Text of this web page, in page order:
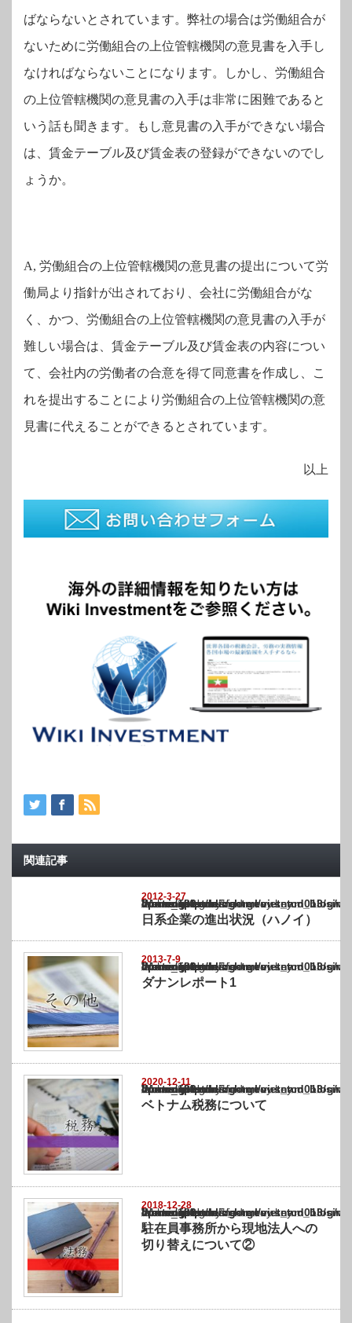
ばならないとされています。弊社の場合は労働組合が
ないために労働組合の上位管轄機関の意見書を入手し
なければならないことになります。しかし、労働組合
の上位管轄機関の意見書の入手は非常に困難であると
いう話も聞きます。もし意見書の入手ができない場合
は、賃金テーブル及び賃金表の登録ができないのでし
ょうか。
A, 労働組合の上位管轄機関の意見書の提出について労
働局より指針が出されており、会社に労働組合がな
く、かつ、 労働組合の上位管轄機関の意見書の入手が
難しい場合は、賃金テーブル及び賃金表の内容につい
て、会社内の労働者の合意を得て同意書を作成し、こ
れを提出することにより労働組合の上位管轄機関の意
見書に代えることができるとされています。
以上
関連記事
2012-3-27
Warning
: Undefined array key "show_category" in
/home/netst/kuno-cpa.co.jp/public_html/vietnam_blog/wp-content/themes/
on line183
日系企業の進出状況（ハノイ）
2013-7-9
Warning
: Undefined array key "show_category" in
/home/netst/kuno-cpa.co.jp/public_html/vietnam_blog/wp-content/themes/
on line183
ダナンレポート1
2020-12-11
Warning
: Undefined array key "show_category" in
/home/netst/kuno-cpa.co.jp/public_html/vietnam_blog/wp-content/themes/
on line183
ベトナム税務について
2018-12-28
Warning
: Undefined array key "show_category" in
/home/netst/kuno-cpa.co.jp/public_html/vietnam_blog/wp-content/themes/
on line183
駐在員事務所から現地法人への
切り替えについて②